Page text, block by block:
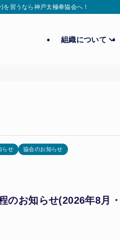
習うなら神戸太極拳協会へ！
組織について
らせ 協会のお知らせ
のお知らせ(2026年8月